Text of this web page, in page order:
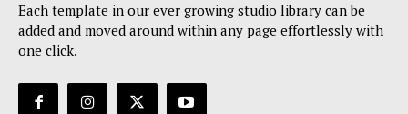
Each template in our ever growing studio library can be
added and moved around within any page effortlessly with
one click.